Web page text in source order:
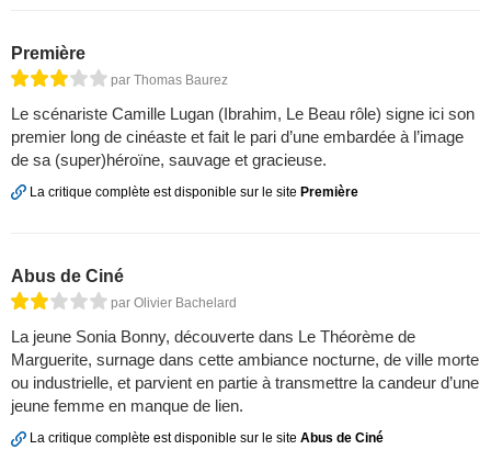
Première
par Thomas Baurez
Le scénariste Camille Lugan (Ibrahim, Le Beau rôle) signe ici son
premier long de cinéaste et fait le pari d’une embardée à l’image
de sa (super)héroïne, sauvage et gracieuse.
La critique complète est disponible sur le site Première
Abus de Ciné
par Olivier Bachelard
La jeune Sonia Bonny, découverte dans Le Théorème de
Marguerite, surnage dans cette ambiance nocturne, de ville morte
ou industrielle, et parvient en partie à transmettre la candeur d’une
jeune femme en manque de lien.
La critique complète est disponible sur le site Abus de Ciné